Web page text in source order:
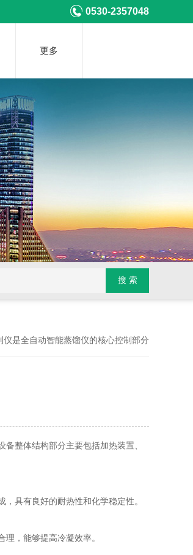
0530-2357048
更多
仪是全自动智能蒸馏仪的核心控制部分
整体结构部分主要包括加热装置、
具有良好的耐热性和化学稳定性。
，能够提高冷凝效率。